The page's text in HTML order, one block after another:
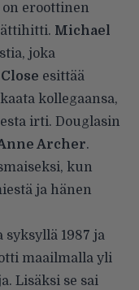
on eroottinen
Michael
joka
esittää
kollegaansa,
irti. Douglasin
Archer.
kun
ja hänen
1987 ja
maailmalla yli
Lisäksi se sai